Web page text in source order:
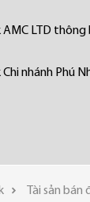
LTD thông
nhánh Phú
Tài sản bán